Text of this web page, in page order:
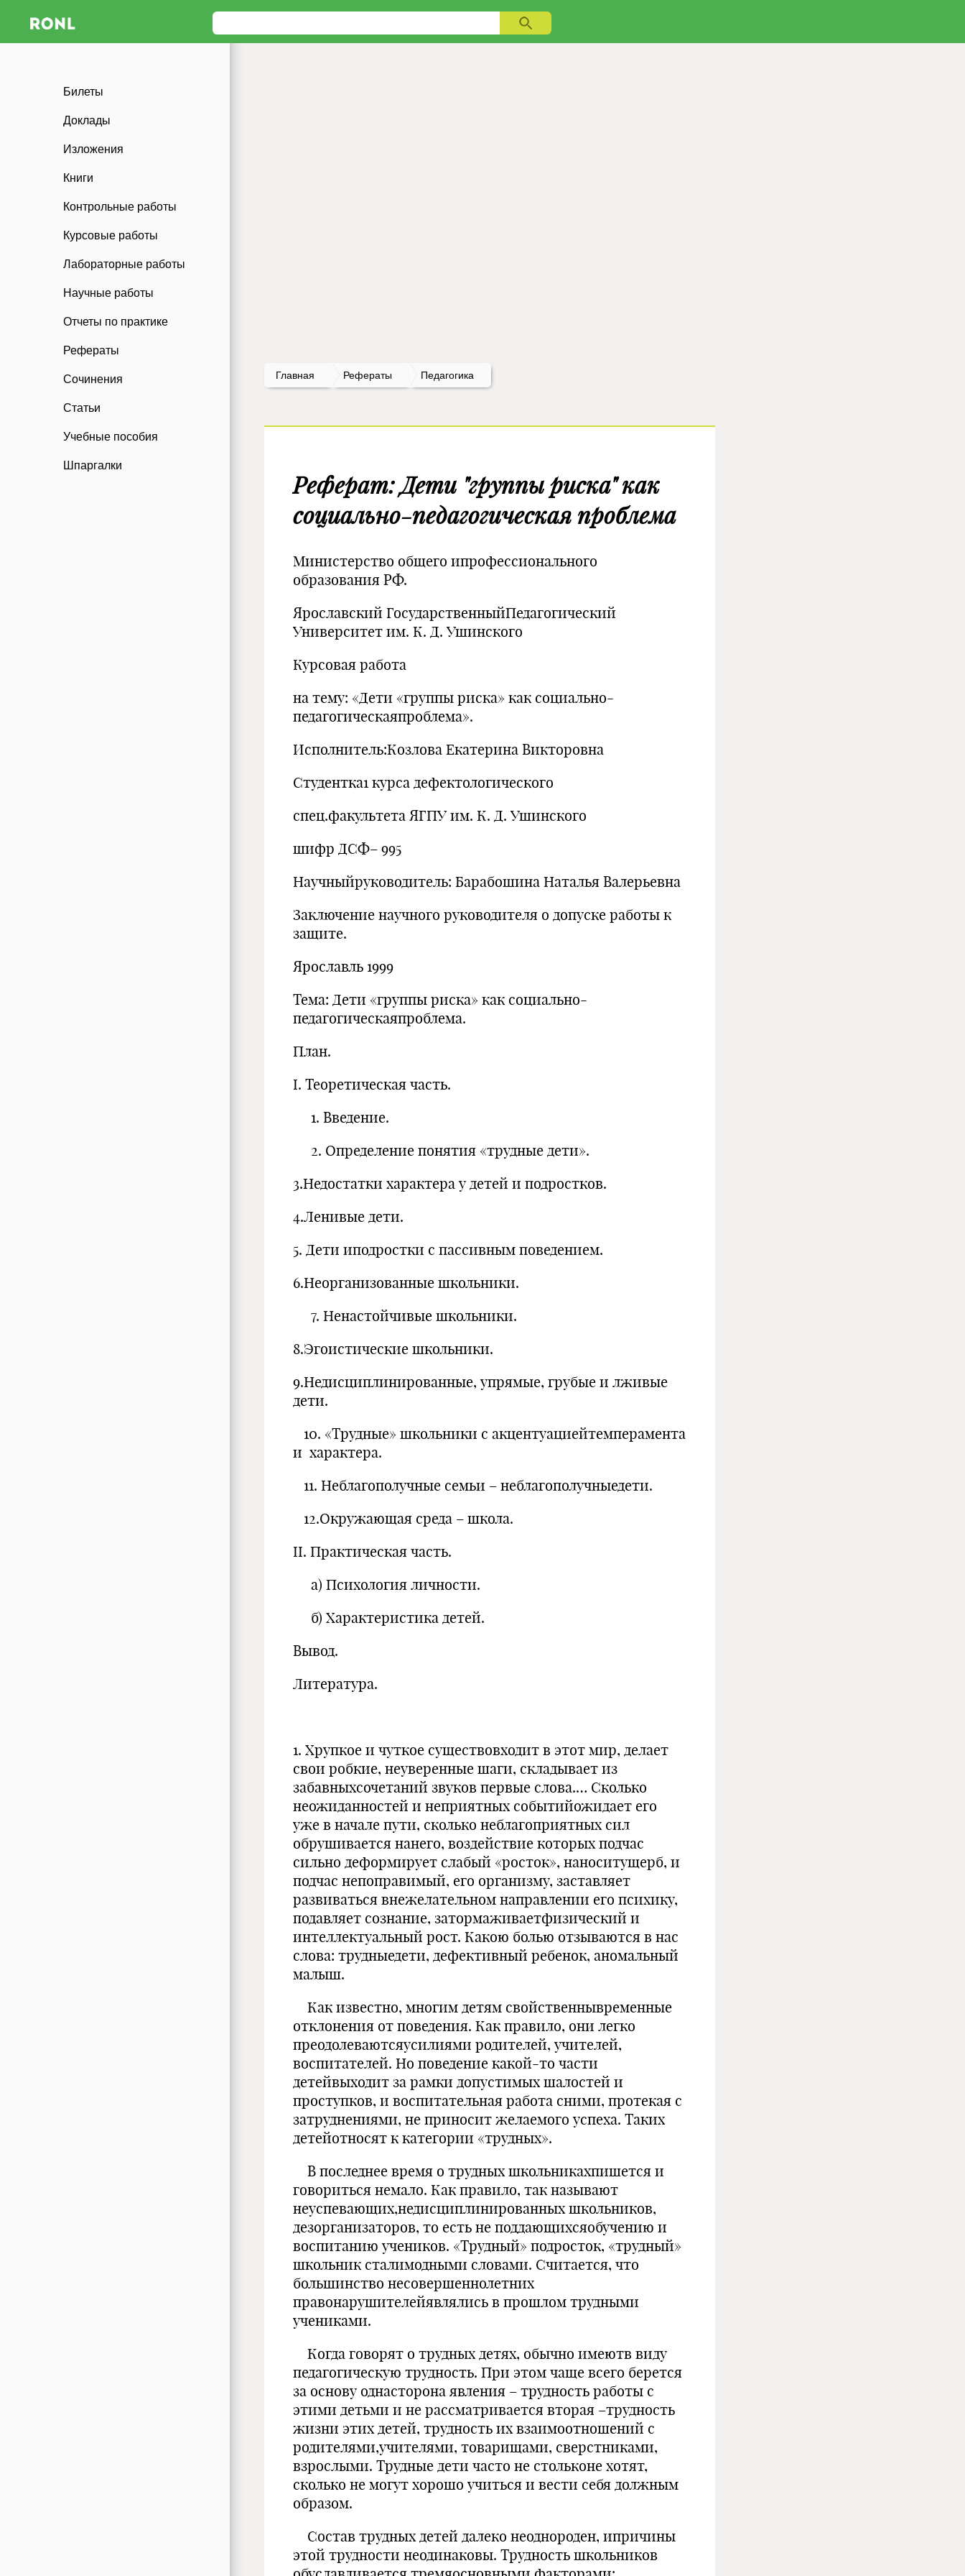
Билеты
Доклады
Изложения
Книги
Контрольные работы
Курсовые работы
Лабораторные работы
Научные работы
Отчеты по практике
Рефераты
Сочинения
Статьи
Учебные пособия
Шпаргалки
Главная Рефераты Педагогика
Реферат: Дети "группы риска" как
социально-педагогическая проблема
Министерство общего ипрофессионального
образования РФ.
Ярославский ГосударственныйПедагогический
Университет им. К. Д. Ушинского
Курсовая работа
на тему: «Дети «группы риска» как социально-
педагогическаяпроблема».
Исполнитель:Козлова Екатерина Викторовна
Студентка1 курса дефектологического
спец.факультета ЯГПУ им. К. Д. Ушинского
шифр ДСФ– 995
Научныйруководитель: Барабошина Наталья Валерьевна
Заключение научного руководителя о допуске работы к
защите.
Ярославль 1999
Тема: Дети «группы риска» как социально-
педагогическаяпроблема.
План.
I. Теоретическая часть.
1. Введение.
2. Определение понятия «трудные дети».
3.Недостатки характера у детей и подростков.
4.Ленивые дети.
5. Дети иподростки с пассивным поведением.
6.Неорганизованные школьники.
7. Ненастойчивые школьники.
8.Эгоистические школьники.
9.Недисциплинированные, упрямые, грубые и лживые
дети.
10. «Трудные» школьники с акцентуациейтемперамента
и характера.
11. Неблагополучные семьи – неблагополучныедети.
12.Окружающая среда – школа.
II. Практическая часть.
а) Психология личности.
б) Характеристика детей.
Вывод.
Литература.
1. Хрупкое и чуткое существовходит в этот мир, делает
свои робкие, неуверенные шаги, складывает из
забавныхсочетаний звуков первые слова.… Сколько
неожиданностей и неприятных событийожидает его
уже в начале пути, сколько неблагоприятных сил
обрушивается нанего, воздействие которых подчас
сильно деформирует слабый «росток», наноситущерб, и
подчас непоправимый, его организму, заставляет
развиваться внежелательном направлении его психику,
подавляет сознание, затормаживаетфизический и
интеллектуальный рост. Какою болью отзываются в нас
слова: трудныедети, дефективный ребенок, аномальный
малыш.
Как известно, многим детям свойственнывременные
отклонения от поведения. Как правило, они легко
преодолеваютсяусилиями родителей, учителей,
воспитателей. Но поведение какой-то части
детейвыходит за рамки допустимых шалостей и
проступков, и воспитательная работа сними, протекая с
затруднениями, не приносит желаемого успеха. Таких
детейотносят к категории «трудных».
В последнее время о трудных школьникахпишется и
говориться немало. Как правило, так называют
неуспевающих,недисциплинированных школьников,
дезорганизаторов, то есть не поддающихсяобучению и
воспитанию учеников. «Трудный» подросток, «трудный»
школьник сталимодными словами. Считается, что
большинство несовершеннолетних
правонарушителейявлялись в прошлом трудными
учениками.
Когда говорят о трудных детях, обычно имеютв виду
педагогическую трудность. При этом чаще всего берется
за основу однасторона явления – трудность работы с
этими детьми и не рассматривается вторая –трудность
жизни этих детей, трудность их взаимоотношений с
родителями,учителями, товарищами, сверстниками,
взрослыми. Трудные дети часто не стольконе хотят,
сколько не могут хорошо учиться и вести себя должным
образом.
Состав трудных детей далеко неоднороден, ипричины
этой трудности неодинаковы. Трудность школьников